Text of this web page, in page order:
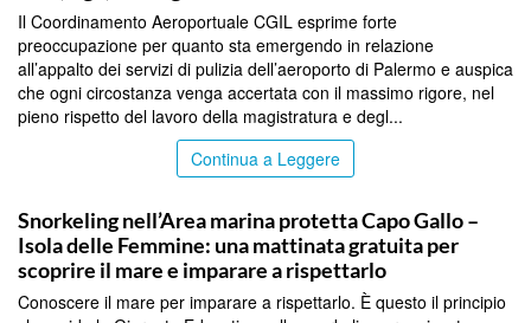
Il Coordinamento Aeroportuale CGIL esprime forte
preoccupazione per quanto sta emergendo in relazione
all’appalto dei servizi di pulizia dell’aeroporto di Palermo e auspica
che ogni circostanza venga accertata con il massimo rigore, nel
pieno rispetto del lavoro della magistratura e degl...
Continua a Leggere
Snorkeling nell’Area marina protetta Capo Gallo –
Isola delle Femmine: una mattinata gratuita per
scoprire il mare e imparare a rispettarlo
Conoscere il mare per imparare a rispettarlo. È questo il principio